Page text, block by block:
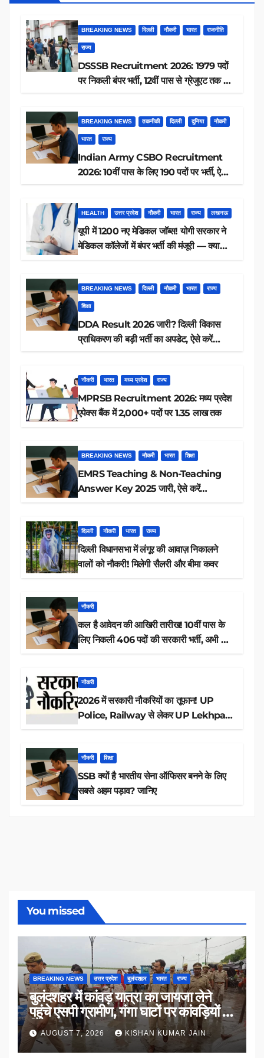
BREAKING NEWS दिल्ली नौकरी भारत राजनीति
राज्य
DSSSB Recruitment 2026: 1979 पदों
पर निकली बंपर भर्ती, 12वीं पास से ग्रेजुएट तक करें
BREAKING NEWS तकनीकी दिल्ली दुनिया नौकरी
भारत राज्य
Indian Army CSBO Recruitment
2026: 10वीं पास के लिए 190 पदों पर भर्ती, ऐसे
HEALTH उत्तर प्रदेश नौकरी भारत राज्य लखनऊ
यूपी में 1200 नए मेडिकल जॉब्स! योगी सरकार ने
मेडिकल कॉलेजों में बंपर भर्ती की मंजूरी — क्या
BREAKING NEWS दिल्ली नौकरी भारत राज्य
शिक्षा
DDA Result 2026 जारी? दिल्ली विकास
प्राधिकरण की बड़ी भर्ती का अपडेट, ऐसे करें
नौकरी भारत मध्य प्रदेश राज्य
MPRSB Recruitment 2026: मध्य प्रदेश
एपेक्स बैंक में 2,000+ पदों पर 1.35 लाख तक
BREAKING NEWS नौकरी भारत शिक्षा
EMRS Teaching & Non-Teaching
Answer Key 2025 जारी, ऐसे करें
दिल्ली नौकरी भारत राज्य
दिल्ली विधानसभा में लंगूर की आवाज़ निकालने
वालों को नौकरी! मिलेगी सैलरी और बीमा कवर
नौकरी
कल है आवेदन की आखिरी तारीख! 10वीं पास के
लिए निकली 406 पदों की सरकारी भर्ती, अभी करें
नौकरी
2026 में सरकारी नौकरियों का तूफान! UP
Police, Railway से लेकर UP Lekhpal
नौकरी शिक्षा
SSB क्यों है भारतीय सेना ऑफिसर बनने के लिए
सबसे अहम पड़ाव? जानिए
You missed
BREAKING NEWS उत्तर प्रदेश बुलंदशहर भारत राज्य
बुलंदशहर में कांवड़ यात्रा का जायजा लेने
पहुंचे एसपी ग्रामीण, गंगा घाटों पर कांवड़ियों से
किया संवाद
AUGUST 7, 2026 KISHAN KUMAR JAIN